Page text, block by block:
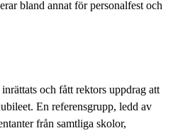
bland annat för personalfest och
och fått rektors uppdrag att
En referensgrupp, ledd av
från samtliga skolor,